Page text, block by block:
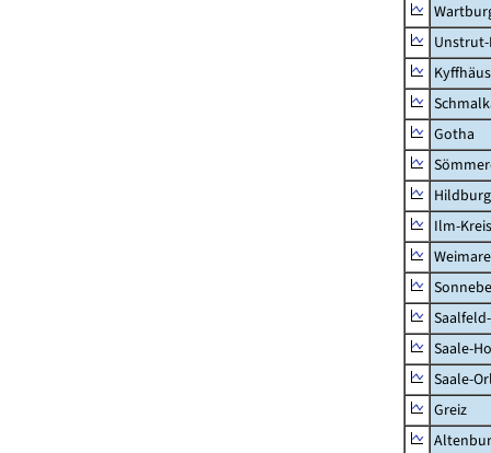
Gotha
Ilm-Kreis
Saale-
Saale-
Greiz